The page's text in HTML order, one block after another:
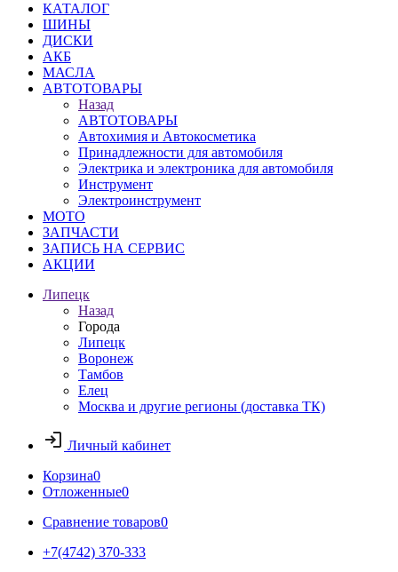
КАТАЛОГ
ШИНЫ
ДИСКИ
АКБ
МАСЛА
АВТОТОВАРЫ
Назад
АВТОТОВАРЫ
Автохимия и Автокосметика
Принадлежности для автомобиля
Электрика и электроника для автомобиля
Инструмент
Электроинструмент
МОТО
ЗАПЧАСТИ
ЗАПИСЬ НА СЕРВИС
АКЦИИ
Липецк
Назад
Города
Липецк
Воронеж
Тамбов
Елец
Москва и другие регионы (доставка ТК)
Личный кабинет
Корзина0
Отложенные0
Сравнение товаров0
+7(4742) 370-333